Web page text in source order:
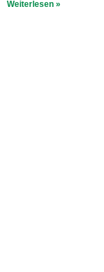
Weiterlesen »